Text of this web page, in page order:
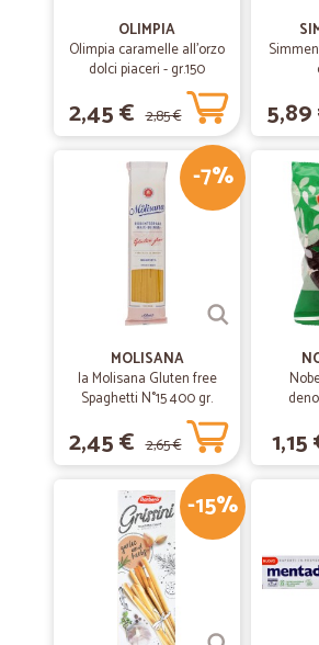
OLIMPIA
Olimpia caramelle all'orzo
dolci piaceri - gr.150
2,45 € 2,85 €
-7%
MOLISANA
la Molisana Gluten free
Spaghetti N°15 400 gr.
2,45 € 2,65 € 1,15
-15%